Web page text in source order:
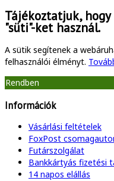
Tájékoztatjuk,
"süti"-ket használ.
A sütik segítenek a
felhasználói élményt.
Rendben
Információk
Vásárlási feltételek
FoxPost
Futárszolgálat
Bankkártyás fizetési
14 napos elállás